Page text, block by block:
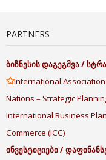
PARTNERS
ბიზნესისდაგეგმვა/
✩International
Nations – Strategic
International Business
Commerce (ICC)
ინვესტიციები/